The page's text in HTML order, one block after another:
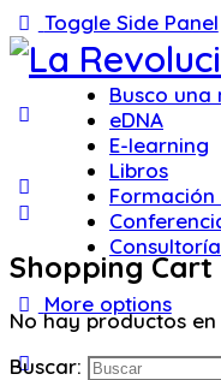
Toggle Side Panel
Busco una
eDNA
E-learning
Libros
Formación
Consultoría
More options
Shopping Cart
No hay productos
Buscar: